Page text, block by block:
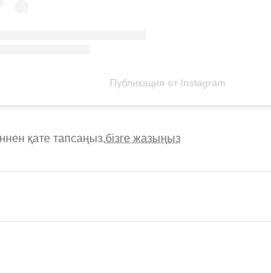
Публикация от Instagram
қате тапсаңыз,бізге жазыңыз